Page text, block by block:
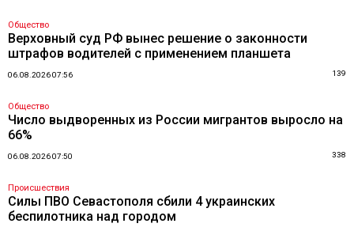
Общество
Верховный суд РФ вынес решение о законности
штрафов водителей с применением планшета
06.08.2026 07:56 139
Общество
Число выдворенных из России мигрантов выросло на
66%
06.08.2026 07:50 338
Происшествия
Силы ПВО Севастополя сбили 4 украинских
беспилотника над городом